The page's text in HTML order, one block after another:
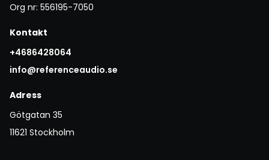
Org nr: 556195-7050
Kontakt
+4686428064
info@referenceaudio.se
Adress
Götgatan 35
11621 Stockholm